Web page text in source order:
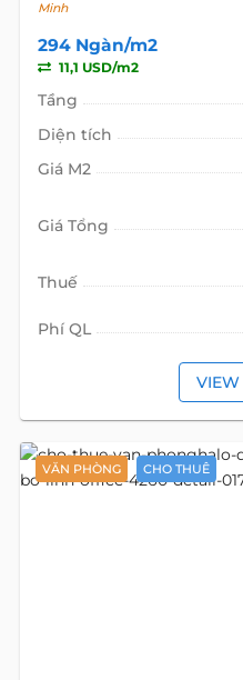
Minh
294 Ngàn/m2
11,1 USD/m2
Tầng
Diện tích
Giá M2
Giá Tổng
Thuế
Phí QL
VIEW
VĂN PHÒNG CHO THUÊ